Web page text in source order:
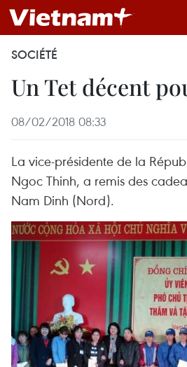
SOCIÉTÉ
Un Tet décent
08/02/2018 08:33
La vice-présidente de la
Ngoc Thinh, a remis des
Nam Dinh (Nord).